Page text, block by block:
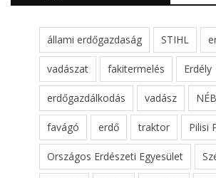
állami erdőgazdaság STIHL
vadászat fakitermelés Erdély
erdőgazdálkodás vadász
favágó erdő traktor Pilisi
Országos Erdészeti Egyesület